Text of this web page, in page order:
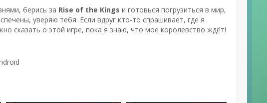
берись за Rise of the Kings и готовься погрузиться в мир,
уверяю тебя. Если вдруг кто-то спрашивает, где я
сказать о этой игре, пока я знаю, что мое королевство ждёт!